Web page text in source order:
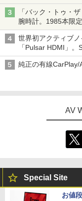
「バック・トゥ・
腕時計。1985本限定
世界初アクティブ
「Pulsar HDMI」
純正の有線CarPlay/
AV
Special Site
お値